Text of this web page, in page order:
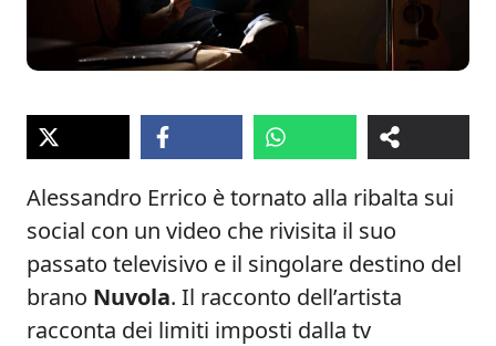
Alessandro Errico è tornato alla ribalta sui
social con un video che rivisita il suo
passato televisivo e il singolare destino del
brano Nuvola. Il racconto dell’artista
racconta dei limiti imposti dalla tv